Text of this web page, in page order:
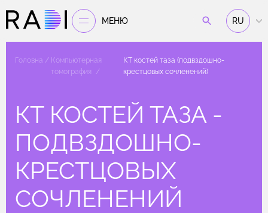
МЕНЮ RU
Головна
Компьютерная
томография
КТ костей таза (подвздошно-
крестцовых сочленений)
КТ КОСТЕЙ ТАЗА -
ПОДВЗДОШНО-
КРЕСТЦОВЫХ
СОЧЛЕНЕНИЙ